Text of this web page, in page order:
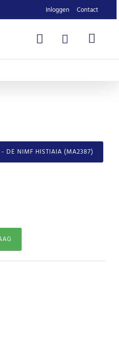
Inloggen Contact
- DE NIMF HISTIAIA (MA2387)